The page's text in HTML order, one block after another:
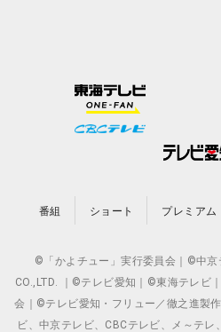
番組 ショート プレミアム
©「かよチュー」実行委員会｜©中京
CO.,LTD. ｜©テレビ愛知｜©東海テレビ
会｜©テレビ愛知・フリュー／徹之進製
ビ、中京テレビ、CBCテレビ、メ～テ